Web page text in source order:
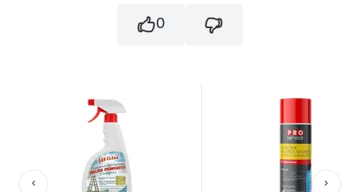
0
‹ ›